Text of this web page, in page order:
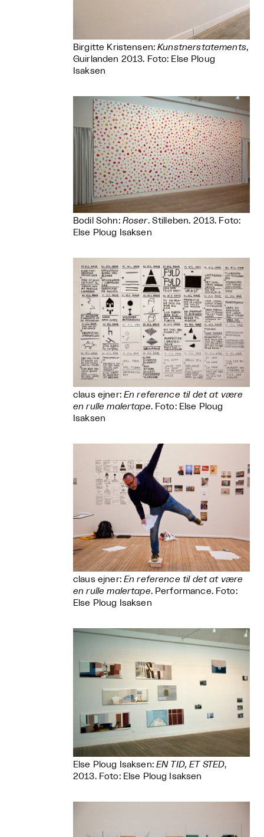
Birgitte Kristensen:Kunstnerstatements,
Guirlanden 2013. Foto: Else Ploug
Isaksen
Bodil Sohn: Roser. Stilleben. 2013. Foto:
Else Ploug Isaksen
claus ejner: En reference til det at være
en rulle malertape. Foto: Else Ploug
Isaksen
claus ejner: En reference til det at være
en rulle malertape. Performance. Foto:
Else Ploug Isaksen
Else Ploug Isaksen: EN TID, ET STED,
2013. Foto: Else Ploug Isaksen